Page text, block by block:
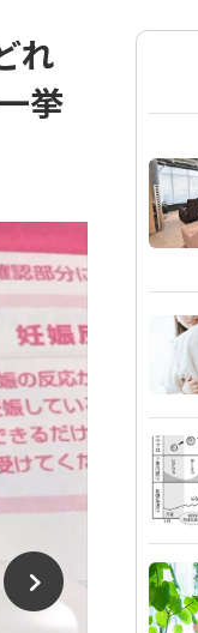
れ
挙